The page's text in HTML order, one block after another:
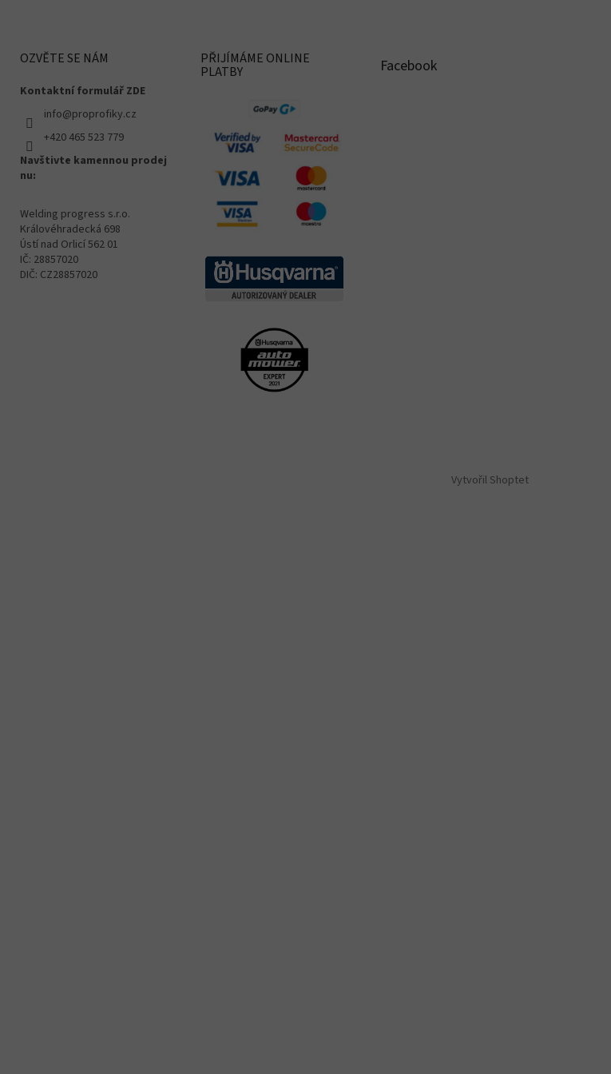
OZVĚTE SE NÁM
Kontaktní formulář ZDE
info@proprofiky.cz
+420 465 523 779
Navštivte kamennou prodej
nu:
Welding progress s.r.o.
Královéhradecká 698
Ústí nad Orlicí 562 01
IČ: 28857020
DIČ: CZ28857020
PŘIJÍMÁME ONLINE
PLATBY Facebook
Vytvořil Shoptet